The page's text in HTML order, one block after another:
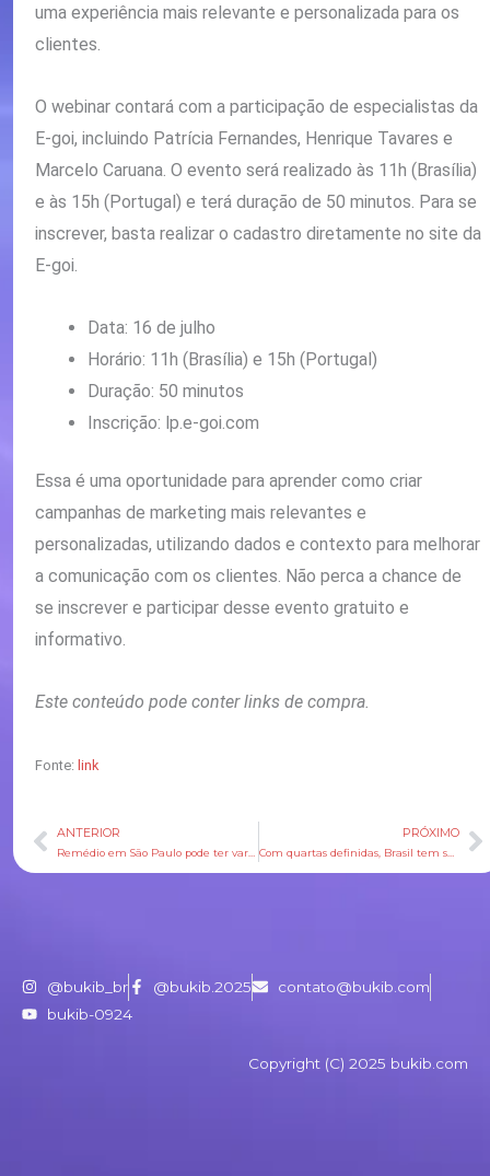
uma experiência mais relevante e personalizada para os
clientes.
O webinar contará com a participação de especialistas da
E-goi, incluindo Patrícia Fernandes, Henrique Tavares e
Marcelo Caruana. O evento será realizado às 11h (Brasília)
e às 15h (Portugal) e terá duração de 50 minutos. Para se
inscrever, basta realizar o cadastro diretamente no site da
E-goi.
Data: 16 de julho
Horário: 11h (Brasília) e 15h (Portugal)
Duração: 50 minutos
Inscrição: lp.e-goi.com
Essa é uma oportunidade para aprender como criar
campanhas de marketing mais relevantes e
personalizadas, utilizando dados e contexto para melhorar
a comunicação com os clientes. Não perca a chance de
se inscrever e participar desse evento gratuito e
informativo.
Este conteúdo pode conter links de compra.
Fonte: link
Anterior
ANTERIOR PRÓXIMO
Com quartas definidas, Brasil tem sua segunda pior colocação em Copas do Mundo
@bukib_br @bukib.2025
contato@bukib.com
bukib-0924
Copyright (C) 2025 bukib.com